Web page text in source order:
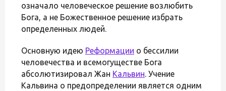
означало человеческое решение возлюбить
Бога, а не Божественное решение избрать
определенных людей.
Основную идею Реформации о бессилии
человечества и всемогуществе Бога
абсолютизировал Жан Кальвин. Учение
Кальвина о предопределении является одним